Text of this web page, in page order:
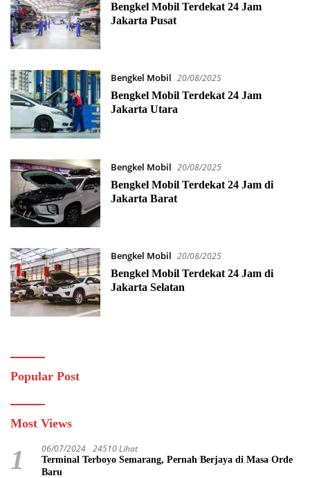
Bengkel Mobil Terdekat 24 Jam
Jakarta Pusat
Bengkel Mobil 20/08/2025
Bengkel Mobil Terdekat 24 Jam
Jakarta Utara
Bengkel Mobil 20/08/2025
Bengkel Mobil Terdekat 24 Jam di
Jakarta Barat
Bengkel Mobil 20/08/2025
Bengkel Mobil Terdekat 24 Jam di
Jakarta Selatan
Popular Post
Most Views
1 06/07/2024 24510 Lihat
Terminal Terboyo Semarang, Pernah Berjaya di Masa Orde
Baru